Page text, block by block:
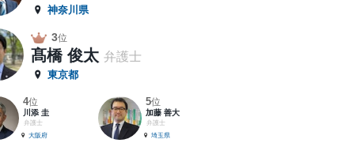
神奈川県
3位
髙橋 俊太 弁護士
東京都
4位
川添 圭
弁護士
大阪府
5位
加藤 善大
弁護士
埼玉県